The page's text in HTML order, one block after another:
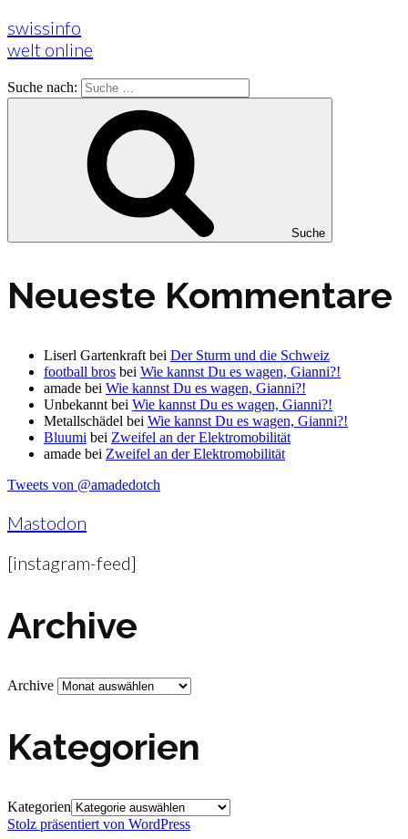
swissinfo
welt online
Suche nach:
Suche
Neueste Kommentare
Liserl Gartenkraft bei Der Sturm und die Schweiz
football bros bei Wie kannst Du es wagen, Gianni?!
amade bei Wie kannst Du es wagen, Gianni?!
Unbekannt bei Wie kannst Du es wagen, Gianni?!
Metallschädel bei Wie kannst Du es wagen, Gianni?!
Bluumi bei Zweifel an der Elektromobilität
amade bei Zweifel an der Elektromobilität
Tweets von @amadedotch
Mastodon
[instagram-feed]
Archive
Archive
Kategorien
Kategorien
Stolz präsentiert von WordPress